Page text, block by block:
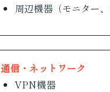
周辺機器（モニター
通信・ネットワーク
VPN機器